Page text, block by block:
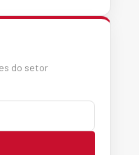
do setor